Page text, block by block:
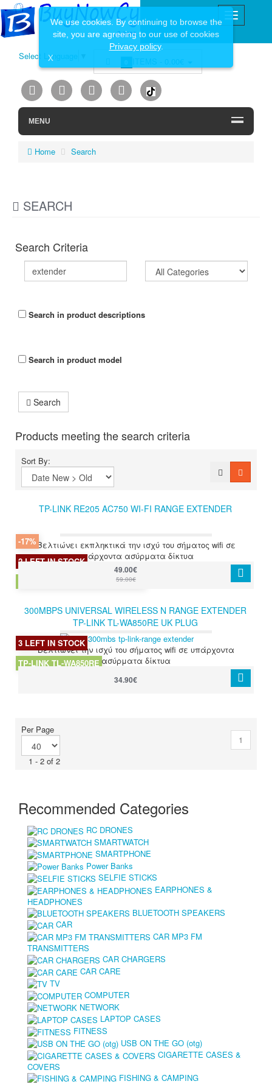
Select Language
0 ITEMS - 0.00€
MENU
Home Search
SEARCH
Search Criteria
Search in product descriptions
Search in product model
Search
Products meeting the search criteria
Sort By:
TP-LINK RE205 AC750 WI-FI RANGE EXTENDER
Βελτιώνει εκπληκτικά την ισχύ του σήματος wifi σε
υπάρχοντα ασύρματα δίκτυα
-17%
2 LEFT IN STOCK
TP-LINK WI-FI EXTENDER RE205
49.00€
59.00€
300MBPS UNIVERSAL WIRELESS N RANGE EXTENDER
TP-LINK TL-WA850RE UK PLUG
Βελτιώνει την ισχύ του σήματος wifi σε υπάρχοντα
ασύρματα δίκτυα
3 LEFT IN STOCK
TP-LINK TL-WA850RE
34.90€
Per Page
1 - 2 of 2
1
Recommended Categories
RC DRONES
SMARTWATCH
SMARTPHONE
Power Banks
SELFIE STICKS
EARPHONES &
HEADPHONES
BLUETOOTH SPEAKERS
CAR
CAR MP3 FM
TRANSMITTERS
CAR CHARGERS
CAR CARE
TV
COMPUTER
NETWORK
LAPTOP CASES
FITNESS
USB ON THE GO (otg)
CIGARETTE CASES &
COVERS
FISHING & CAMPING
We use cookies. By continuing to browse the
site, you are agreeing to our use of cookies
Privacy policy.
X